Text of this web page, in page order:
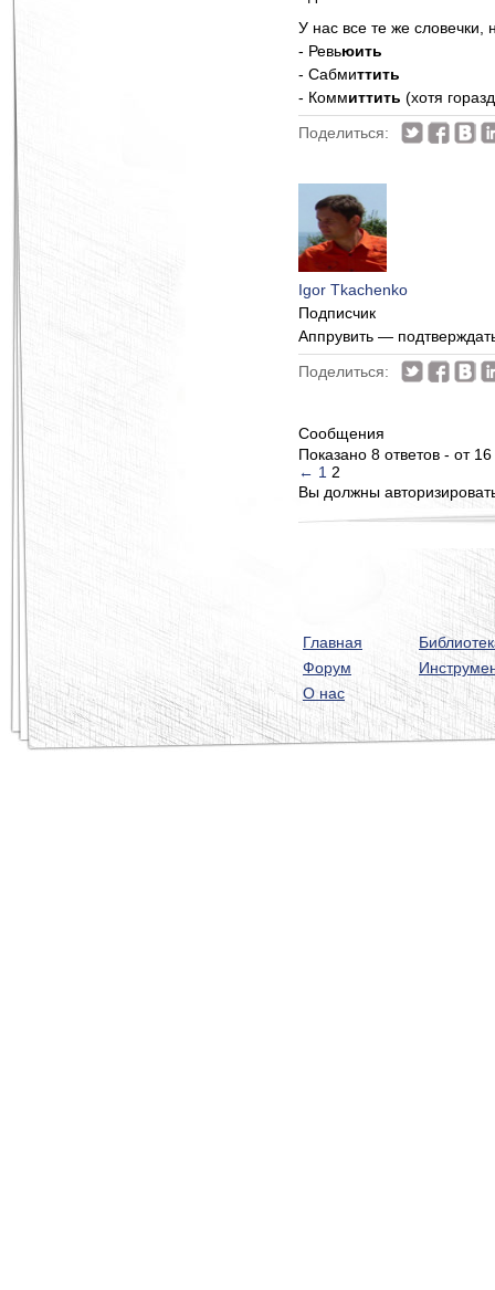
У нас все те же
- Ревьюить
- Сабмиттить
- Коммиттить (хотя
Поделиться:
Igor Tkachenko
Подписчик
Аппрувить —
Поделиться:
Сообщения
Показано 8 ответов - от
← 1 2
Вы должны
Главная
Форум
О нас